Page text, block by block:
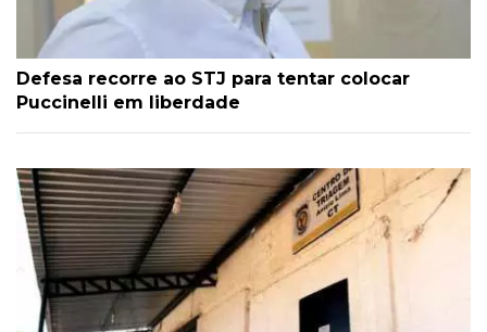
Defesa recorre ao STJ para tentar colocar
Puccinelli em liberdade